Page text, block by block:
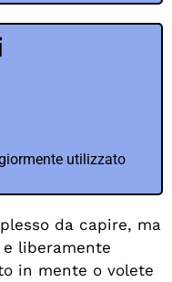
utilizzato
da capire, ma
liberamente
in mente o volete